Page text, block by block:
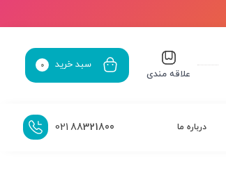
علاقه مندی
سبد خرید 0
درباره ما 88321800
021